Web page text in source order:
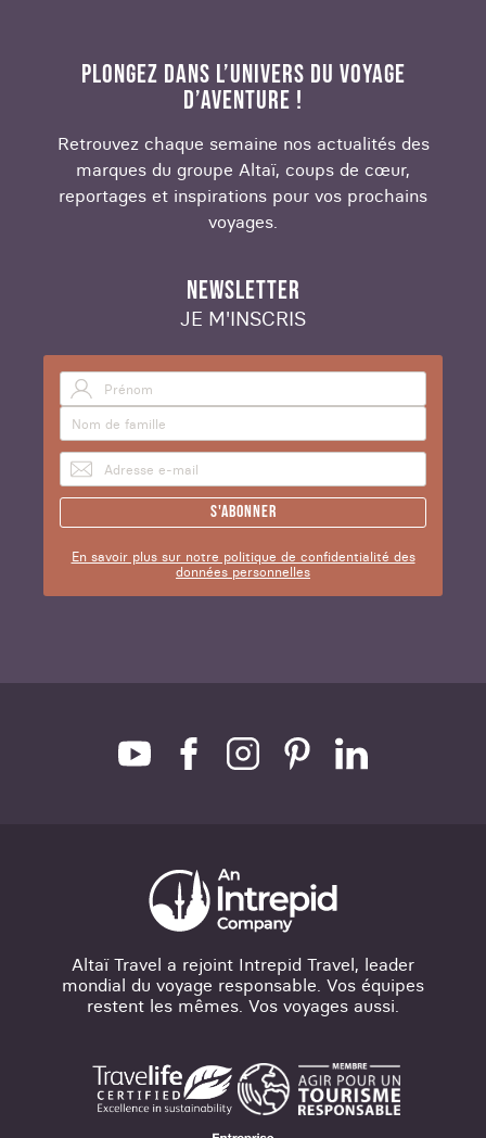
PLONGEZ DANS L’UNIVERS DU VOYAGE
D’AVENTURE !
Retrouvez chaque semaine nos actualités des
marques du groupe Altaï, coups de cœur,
reportages et inspirations pour vos prochains
voyages.
NEWSLETTER
JE M'INSCRIS
S'abonner
En savoir plus sur notre politique de confidentialité des
données personnelles
Altaï Travel a rejoint Intrepid Travel, leader
mondial du voyage responsable. Vos équipes
restent les mêmes. Vos voyages aussi.